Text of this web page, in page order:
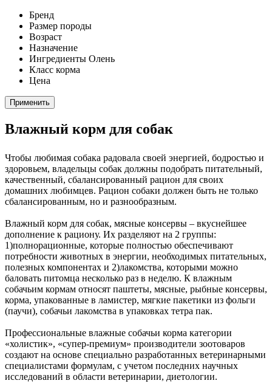
Бренд
Размер породы
Возраст
Назначение
Ингредиенты Олень
Класс корма
Цена
Применить
Влажный корм для собак
Чтобы любимая собака радовала своей энергией, бодростью и
здоровьем, владельцы собак должны подобрать питательный,
качественный, сбалансированный рацион для своих
домашних любимцев. Рацион собаки должен быть не только
сбалансированным, но и разнообразным.
Влажный корм для собак, мясные консервы – вкуснейшее
дополнение к рациону. Их разделяют на 2 группы:
1)полнорационные, которые полностью обеспечивают
потребности животных в энергии, необходимых питательных,
полезных компонентах и 2)лакомства, которыми можно
баловать питомца несколько раз в неделю. К влажным
собачьим кормам относят паштеты, мясные, рыбные консервы,
корма, упакованные в ламистер, мягкие пакетики из фольги
(паучи), собачьи лакомства в упаковках тетра пак.
Профессиональные влажные собачьи корма категории
«холистик», «супер-премиум» производители зоотоваров
создают на основе специально разработанных ветеринарными
специалистами формулам, с учетом последних научных
исследований в области ветеринарии, диетологии.